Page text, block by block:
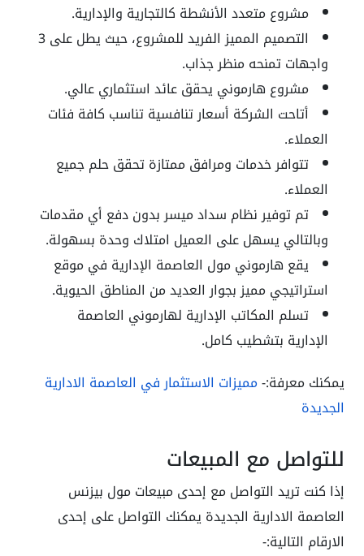
مشروع متعدد الأنشطة كالتجارية والإدارية.
التصميم المميز الفريد للمشروع، حيث يطل على 3
واجهات تمنحه منظر جذاب.
مشروع هارموني يحقق عائد استثماري عالي.
أتاحت الشركة أسعار تنافسية تناسب كافة فئات
العملاء.
تتوافر خدمات ومرافق ممتازة تحقق حلم جميع
العملاء.
تم توفير نظام سداد ميسر بدون دفع أي مقدمات
وبالتالي يسهل على العميل امتلاك وحدة بسهولة.
يقع هارموني مول العاصمة الإدارية في موقع
استراتيجي مميز بجوار العديد من المناطق الحيوية.
تسلم المكاتب الإدارية لهارموني العاصمة
الإدارية بتشطيب كامل.
يمكنك معرفة:-مميزات الاستثمار في العاصمة الادارية
الجديدة
للتواصل مع المبيعات
إذا كنت تريد التواصل مع إحدى مبيعات مول بيزنس
العاصمة الادارية الجديدة يمكنك التواصل على إحدى
الارقام التالية:-